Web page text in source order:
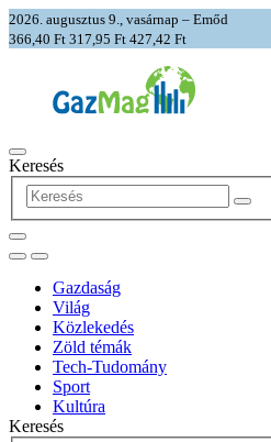
2026. augusztus 9., vasárnap – Emőd
366,40 Ft 317,95 Ft 427,42 Ft
Keresés
Gazdaság
Világ
Közlekedés
Zöld témák
Tech-Tudomány
Sport
Kultúra
Keresés